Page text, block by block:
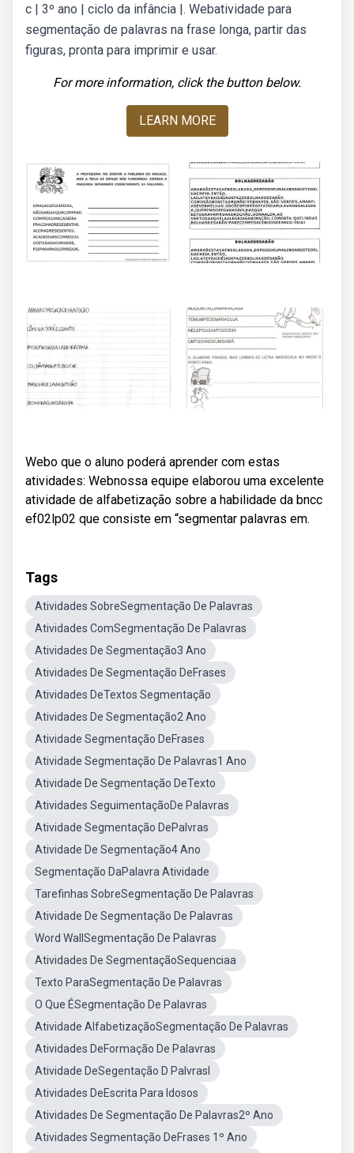
c | 3º ano | ciclo da infância |. Webatividade para
segmentação de palavras na frase longa, partir das
figuras, pronta para imprimir e usar.
For more information, click the button below.
LEARN MORE
Webo que o aluno poderá aprender com estas
atividades: Webnossa equipe elaborou uma excelente
atividade de alfabetização sobre a habilidade da bncc
ef02lp02 que consiste em “segmentar palavras em.
Tags
Atividades SobreSegmentação De Palavras
Atividades ComSegmentação De Palavras
Atividades De Segmentação3 Ano
Atividades De Segmentação DeFrases
Atividades DeTextos Segmentação
Atividades De Segmentação2 Ano
Atividade Segmentação DeFrases
Atividade Segmentação De Palavras1 Ano
Atividade De Segmentação DeTexto
Atividades SeguimentaçãoDe Palavras
Atividade Segmentação DePalvras
Atividade De Segmentação4 Ano
Segmentação DaPalavra Atividade
Tarefinhas SobreSegmentação De Palavras
Atividade De Segmentação De Palavras
Word WallSegmentação De Palavras
Atividades De SegmentaçãoSequenciaa
Texto ParaSegmentação De Palavras
O Que ÉSegmentação De Palavras
Atividade AlfabetizaçãoSegmentação De Palavras
Atividades DeFormação De Palavras
Atividade DeSegentação D Palvrasl
Atividades DeEscrita Para Idosos
Atividades De Segmentação De Palavras2º Ano
Atividades Segmentação DeFrases 1º Ano